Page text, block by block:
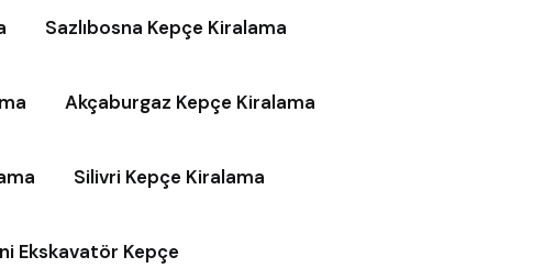
Sazlıbosna Kepçe Kiralama
Akçaburgaz Kepçe Kiralama
Silivri Kepçe Kiralama
Ekskavatör Kepçe